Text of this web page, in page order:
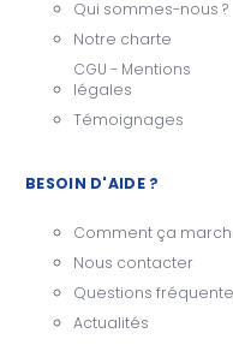
Qui sommes-nous ?
Notre charte
CGU - Mentions
légales
Témoignages
BESOIN D'AIDE ?
Comment ça
Nous contacter
Questions
Actualités